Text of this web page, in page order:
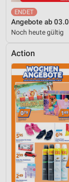
Angebote ab
Noch heute gültig
Action
Verwendung von
personalisierter
Messung der
Analyse von
Kombinationen
Quellen
Entwicklung und
Verwendung
Inhalten
IAB-Besonderheiten:
Verwendung